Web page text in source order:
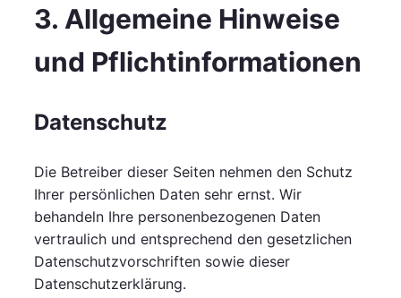
3. Allgemeine Hinweise
und Pflicht­informationen
Datenschutz
Die Betreiber dieser Seiten nehmen den Schutz
Ihrer persönlichen Daten sehr ernst. Wir
behandeln Ihre personenbezogenen Daten
vertraulich und entsprechend den gesetzlichen
Datenschutzvorschriften sowie dieser
Datenschutzerklärung.